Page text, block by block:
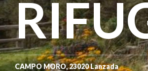
CAMPO MORO, 23020 Lanzada